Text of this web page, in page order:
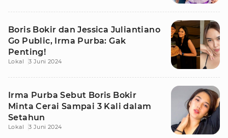
Boris Bokir dan Jessica Juliantiano
Go Public, Irma Purba: Gak
Penting!
Lokal 3 Juni 2024
Irma Purba Sebut Boris Bokir
Minta Cerai Sampai 3 Kali dalam
Setahun
Lokal 3 Juni 2024